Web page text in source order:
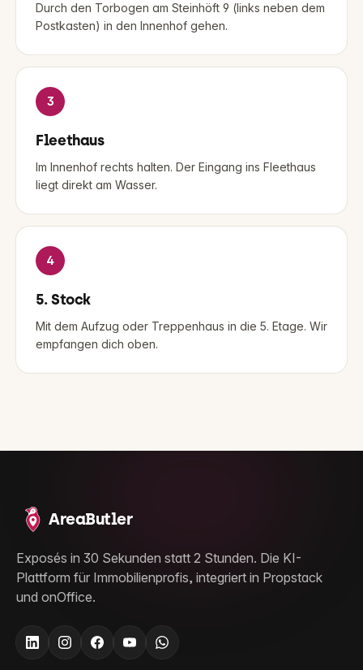
Durch den Torbogen am Steinhöft 9 (links neben dem
Postkasten) in den Innenhof gehen.
3
Fleethaus
Im Innenhof rechts halten. Der Eingang ins Fleethaus
liegt direkt am Wasser.
4
5. Stock
Mit dem Aufzug oder Treppenhaus in die 5. Etage. Wir
empfangen dich oben.
AreaButler
Exposés in 30 Sekunden statt 2 Stunden. Die KI-
Plattform für Immobilienprofis, integriert in Propstack
und onOffice.